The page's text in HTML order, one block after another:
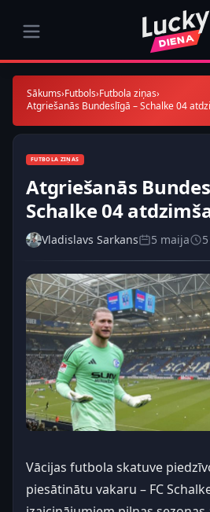
Sākums›Futbols›Futbola ziņas›
Atgriešanās Bundeslīgā – Schalke 04
FUTBOLA ZIŅAS
Atgriešanās
Schalke 04
Vladislavs Sarkans 5 maija
Vācijas futbola skatuve
piesātinātu vakaru – FC